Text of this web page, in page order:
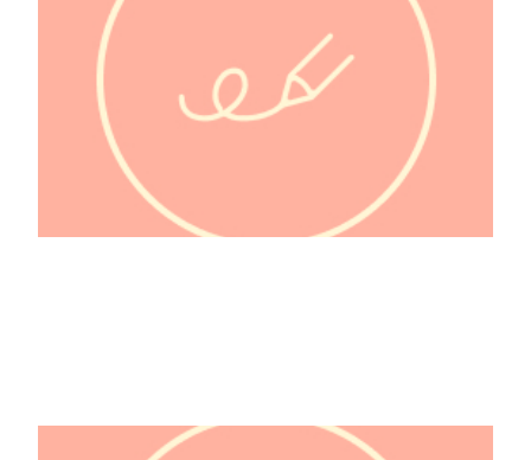
@brio.ados